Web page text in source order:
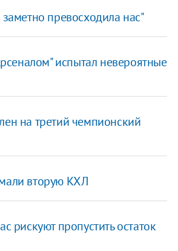
превосходила нас"
испытал невероятные
на третий чемпионский
вторую КХЛ
рискуют пропустить остаток